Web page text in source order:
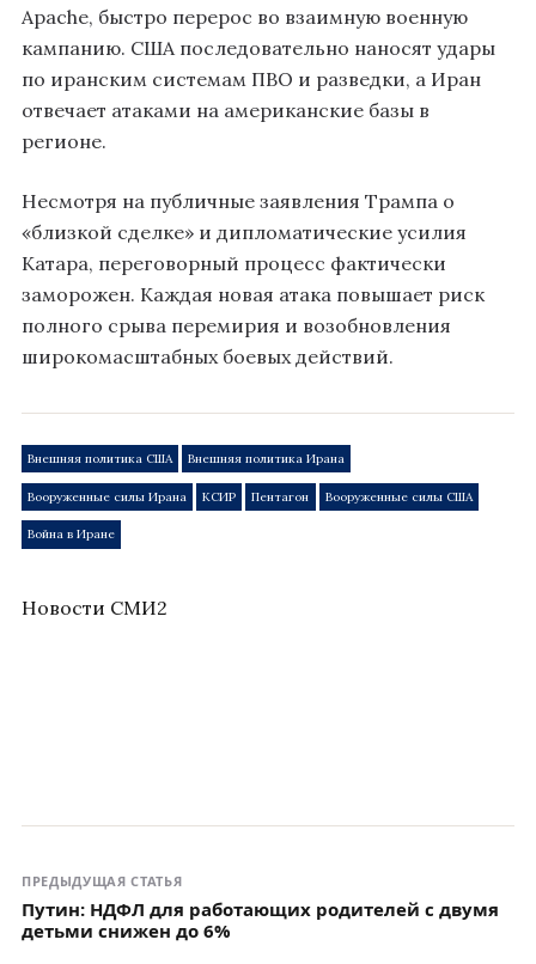
Apache, быстро перерос во взаимную военную
кампанию. США последовательно наносят удары
по иранским системам ПВО и разведки, а Иран
отвечает атаками на американские базы в
регионе.
Несмотря на публичные заявления Трампа о
«близкой сделке» и дипломатические усилия
Катара, переговорный процесс фактически
заморожен. Каждая новая атака повышает риск
полного срыва перемирия и возобновления
широкомасштабных боевых действий.
Внешняя политика США Внешняя политика Ирана
Вооруженные силы Ирана КСИР Пентагон Вооруженные силы США
Война в Иране
Новости СМИ2
ПРЕДЫДУЩАЯ СТАТЬЯ
Путин: НДФЛ для работающих родителей с двумя
детьми снижен до 6%